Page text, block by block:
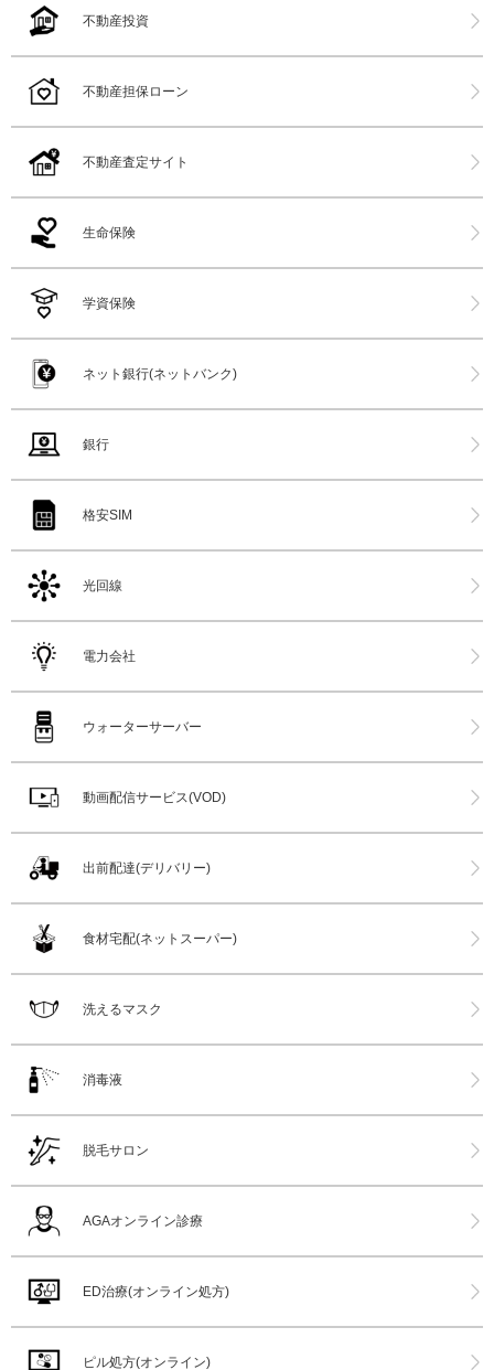
不動産投資
不動産担保ローン
不動産査定サイト
生命保険
学資保険
ネット銀行(ネットバンク)
銀行
格安SIM
光回線
電力会社
ウォーターサーバー
動画配信サービス(VOD)
出前配達(デリバリー)
食材宅配(ネットスーパー)
洗えるマスク
消毒液
脱毛サロン
AGAオンライン診療
ED治療(オンライン処方)
ピル処方(オンライン)